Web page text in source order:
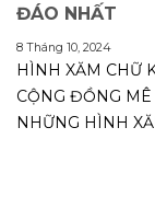
ĐÁO NHẤT
8 Tháng 10, 2024
HÌNH XĂM CHỮ
CỘNG ĐỒNG
NHỮNG HÌNH